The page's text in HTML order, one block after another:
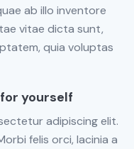
ab illo inventore
vitae dicta sunt,
quia voluptas
yourself
adipiscing elit.
felis orci, lacinia a